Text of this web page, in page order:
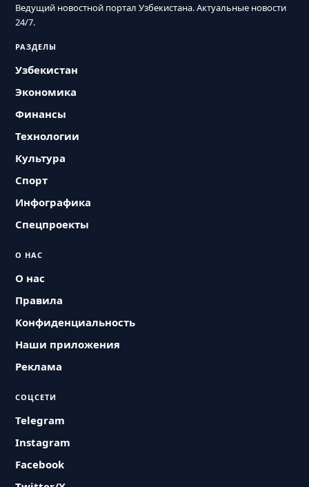
Ведущий новостной портал Узбекистана. Актуальные новости
24/7.
РАЗДЕЛЫ
Узбекистан
Экономика
Финансы
Технологии
Культура
Спорт
Инфографика
Спецпроекты
О НАС
О нас
Правила
Конфиденциальность
Наши приложения
Реклама
СОЦСЕТИ
Telegram
Instagram
Facebook